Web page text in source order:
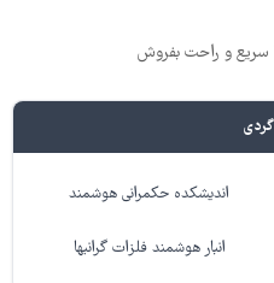
سریع و راحت بفروش
اندیشکده حکمرانی هوشمند
انبار هوشمند فلزات گرانبها